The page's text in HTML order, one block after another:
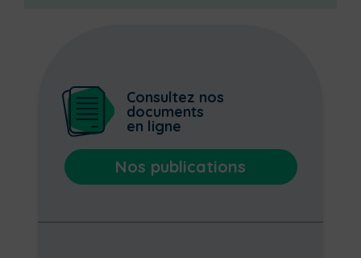
Consultez nos
documents
en ligne
Nos publications